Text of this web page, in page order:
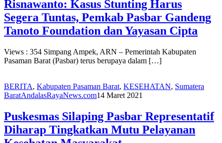
Risnawanto: Kasus Stunting Harus
Segera Tuntas, Pemkab Pasbar Gandeng
Tanoto Foundation dan Yayasan Cipta
Views : 354 Simpang Ampek, ARN – Pemerintah Kabupaten
Pasaman Barat (Pasbar) terus berupaya dalam […]
BERITA, Kabupaten Pasaman Barat, KESEHATAN, Sumatera
BaratAndalasRayaNews.com14 Maret 2021
Puskesmas Silaping Pasbar Representatif
Diharap Tingkatkan Mutu Pelayanan